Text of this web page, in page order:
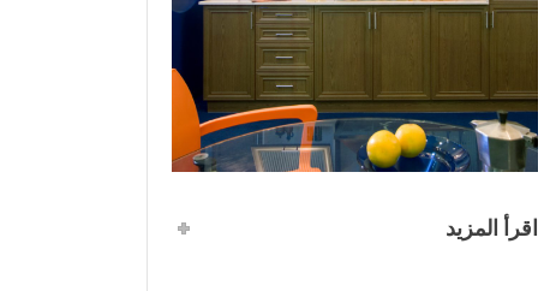
اقرأ المزيد